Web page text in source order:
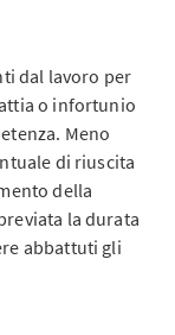
dal lavoro per
o infortunio
Meno
di riuscita
della
la durata
abbattuti gli